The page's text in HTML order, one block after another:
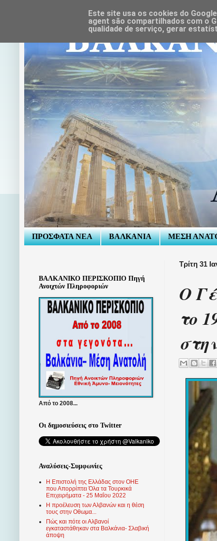
ΠΡΟΣΦΑΤΑ ΝΕΑ ΒΑΛΚΑΝΙΑ ΜΕΣΗ
Τρίτη 31
Ο
το
ΒΑΛΚΑΝΙΚΟ ΠΕΡΙΣΚΟΠΙΟ Πηγή
Ανοιχτών Πληροφοριών
Από το 2008...
Οι δημοσιεύσεις στο Twitter
Αναλύσεις-Συμφωνίες
Η Επιστολή της Ελλάδας στον ΟΗΕ
που Απορρίπτει Όλα τα Τουρκικά
Επιχειρήματα - 25 Μαΐου 2022
Η προέλευση των Αλβανών και η θέση
τους στην Οθωμα...
Πώς και πότε οι Αλβανοί
εγκαταστάθηκαν στα Βαλκάνια- Σλαβική
άποψη
Este site usa os cookies do
agent são compartilhados com o
qualidade de serviço, gerar